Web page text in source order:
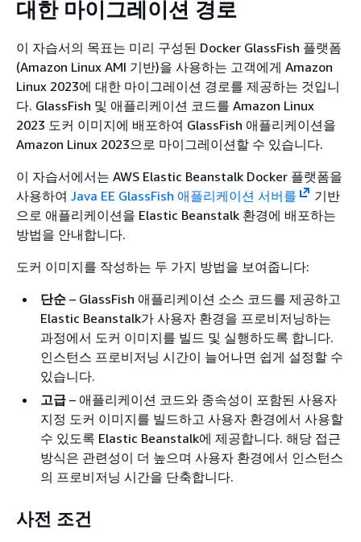
대한 마이그레이션 경로
이 자습서의 목표는 미리 구성된 Docker GlassFish 플랫폼
(Amazon Linux AMI 기반)을 사용하는 고객에게 Amazon
Linux 2023에 대한 마이그레이션 경로를 제공하는 것입니
다. GlassFish 및 애플리케이션 코드를 Amazon Linux
2023 도커 이미지에 배포하여 GlassFish 애플리케이션을
Amazon Linux 2023으로 마이그레이션할 수 있습니다.
이 자습서에서는 AWS Elastic Beanstalk Docker 플랫폼을
사용하여 Java EE GlassFish 애플리케이션 서버를
기반
으로 애플리케이션을 Elastic Beanstalk 환경에 배포하는
방법을 안내합니다.
도커 이미지를 작성하는 두 가지 방법을 보여줍니다:
단순 – GlassFish 애플리케이션 소스 코드를 제공하고
Elastic Beanstalk가 사용자 환경을 프로비저닝하는
과정에서 도커 이미지를 빌드 및 실행하도록 합니다.
인스턴스 프로비저닝 시간이 늘어나면 쉽게 설정할 수
있습니다.
고급 – 애플리케이션 코드와 종속성이 포함된 사용자
지정 도커 이미지를 빌드하고 사용자 환경에서 사용할
수 있도록 Elastic Beanstalk에 제공합니다. 해당 접근
방식은 관련성이 더 높으며 사용자 환경에서 인스턴스
의 프로비저닝 시간을 단축합니다.
사전 조건